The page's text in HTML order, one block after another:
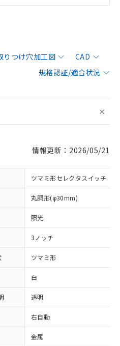
りつけ穴加工図
CAD
規格認証/適合状況
情報更新：2026/05/21
ツマミ形セレクタスイッチ
丸胴形(φ30mm)
照光
3ノッチ
ツマミ形
白
透明
右自動
金属